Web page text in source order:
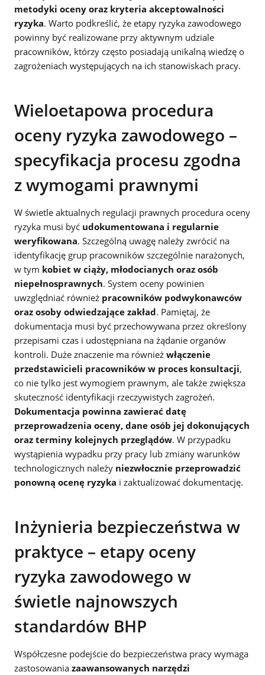
metodyki oceny oraz kryteria akceptowalności
ryzyka. Warto podkreślić, że etapy ryzyka zawodowego
powinny być realizowane przy aktywnym udziale
pracowników, którzy często posiadają unikalną wiedzę o
zagrożeniach występujących na ich stanowiskach pracy.
Wieloetapowa procedura
oceny ryzyka zawodowego –
specyfikacja procesu zgodna
z wymogami prawnymi
W świetle aktualnych regulacji prawnych procedura oceny
ryzyka musi być udokumentowana i regularnie
weryfikowana. Szczególną uwagę należy zwrócić na
identyfikację grup pracowników szczególnie narażonych,
w tym kobiet w ciąży, młodocianych oraz osób
niepełnosprawnych. System oceny powinien
uwzględniać również pracowników podwykonawców
oraz osoby odwiedzające zakład. Pamiętaj, że
dokumentacja musi być przechowywana przez określony
przepisami czas i udostępniana na żądanie organów
kontroli. Duże znaczenie ma również włączenie
przedstawicieli pracowników w proces konsultacji,
co nie tylko jest wymogiem prawnym, ale także zwiększa
skuteczność identyfikacji rzeczywistych zagrożeń.
Dokumentacja powinna zawierać datę
przeprowadzenia oceny, dane osób jej dokonujących
oraz terminy kolejnych przeglądów. W przypadku
wystąpienia wypadku przy pracy lub zmiany warunków
technologicznych należy niezwłocznie przeprowadzić
ponowną ocenę ryzyka i zaktualizować dokumentację.
Inżynieria bezpieczeństwa w
praktyce – etapy oceny
ryzyka zawodowego w
świetle najnowszych
standardów BHP
Współczesne podejście do bezpieczeństwa pracy wymaga
zastosowania zaawansowanych narzędzi